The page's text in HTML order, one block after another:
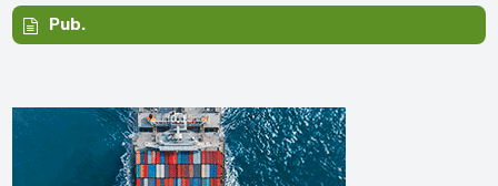
Pub.